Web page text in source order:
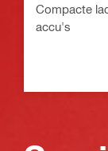
Compacte
accu's